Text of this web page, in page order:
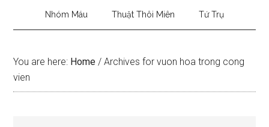
Nhóm Máu Thuật Thôi Miên Tứ Trụ
You are here: Home / Archives for vuon hoa trong cong
vien